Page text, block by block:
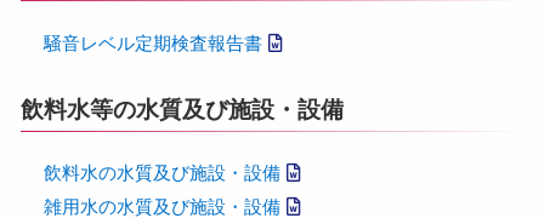
騒音レベル定期検査報告書
飲料水等の水質及び施設・設備
飲料水の水質及び施設・設備
雑用水の水質及び施設・設備